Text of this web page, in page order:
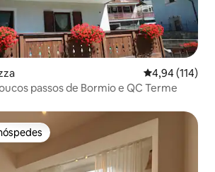
4,94 de uma
4,94 (114)
passos de Bormio e QC Terme
preferidos dos hóspedes